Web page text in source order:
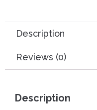
Description
Reviews (0)
Description